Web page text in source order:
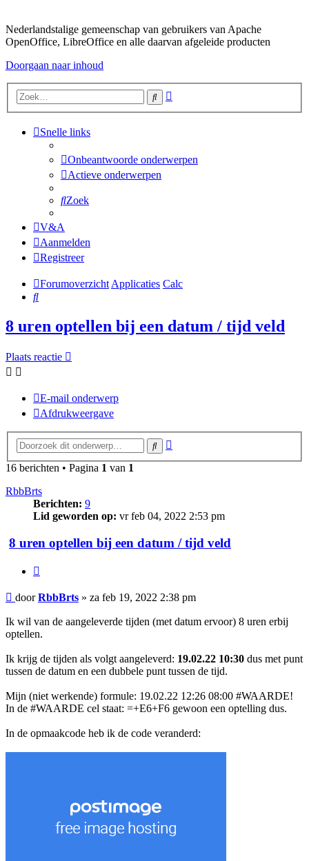
Nederlandstalige gemeenschap van gebruikers van Apache
OpenOffice, LibreOffice en alle daarvan afgeleide producten
Doorgaan naar inhoud
Zoek
Snelle links
Onbeantwoorde onderwerpen
Actieve onderwerpen
Zoek
V&A
Aanmelden
Registreer
Forumoverzicht Applicaties Calc
Zoek
8 uren optellen bij een datum / tijd veld
Plaats reactie
E-mail onderwerp
Afdrukweergave
Zoek
16 berichten • Pagina 1 van 1
RbbBrts
Berichten: 9
Lid geworden op: vr feb 04, 2022 2:53 pm
8 uren optellen bij een datum / tijd veld
Bericht
doorRbbBrts » za feb 19, 2022 2:38 pm
Ik wil van de aangeleverde tijden (met datum ervoor) 8 uren erbij
optellen.
Ik krijg de tijden als volgt aangeleverd: 19.02.22 10:30 dus met punt
tussen de datum en een dubbele punt tussen de tijd.
Mijn (niet werkende) formule: 19.02.22 12:26 08:00 #WAARDE!
In de #WAARDE cel staat: =+E6+F6 gewoon een optelling dus.
In de opmaakcode heb ik de code veranderd: